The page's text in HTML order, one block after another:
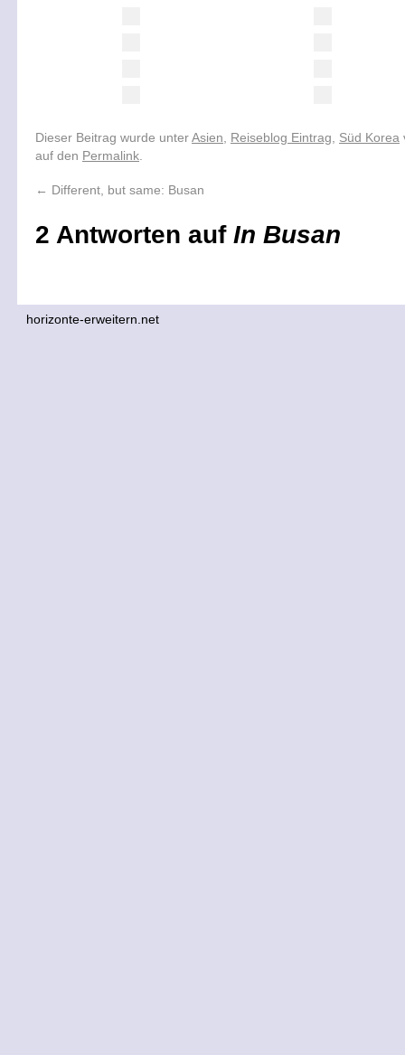
Dieser Beitrag wurde unterAsien Reiseblog Eintrag Süd Korea
auf den Permalink
← Different, but same: Busan
2 Antworten auf In Busan
horizonte-erweitern.net